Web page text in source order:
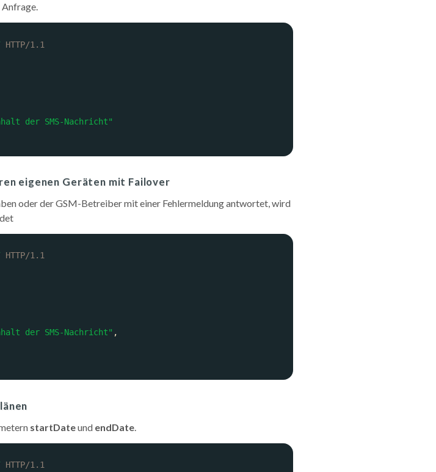
HTTP/1.1
der SMS-Nachricht"
eigenen Geräten mit Failover
oder der GSM-Betreiber mit einer Fehlermeldung antwortet, wird
HTTP/1.1
der SMS-Nachricht"
startDateund endDate.
HTTP/1.1